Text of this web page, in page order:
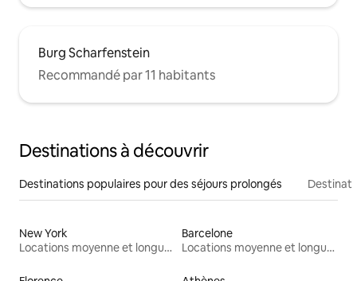
Burg Scharfenstein
Recommandé par 11 habitants
Destinations à découvrir
Destinations populaires pour des séjours prolongés
New York
Locations moyenne et longue durée
Barcelone
Locations moyenne et longue durée